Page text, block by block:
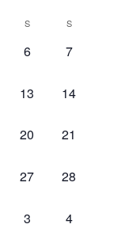
S S
0
6
0
7
0
13
0
14
0
20
0
21
0
27
0
28
0
3
0
4